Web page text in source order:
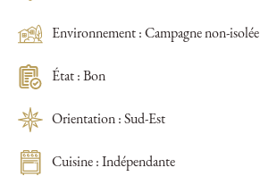
Environnement : Campagne non-isolée
État : Bon
Orientation : Sud-Est
Cuisine : Indépendante